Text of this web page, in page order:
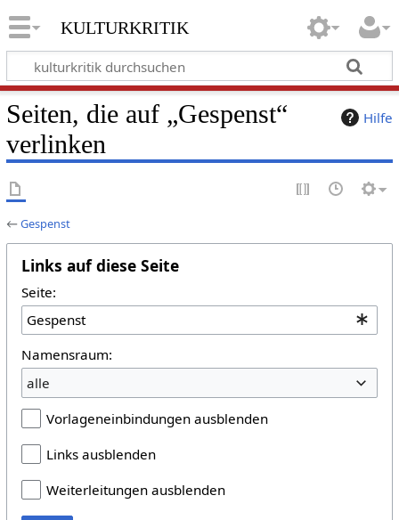
kulturkritik
Hilfe
Seiten, die auf „Gespenst“
verlinken
←Gespenst
Links auf diese Seite
Seite:
Namensraum:
alle
Vorlageneinbindungen ausblenden
Links ausblenden
Weiterleitungen ausblenden